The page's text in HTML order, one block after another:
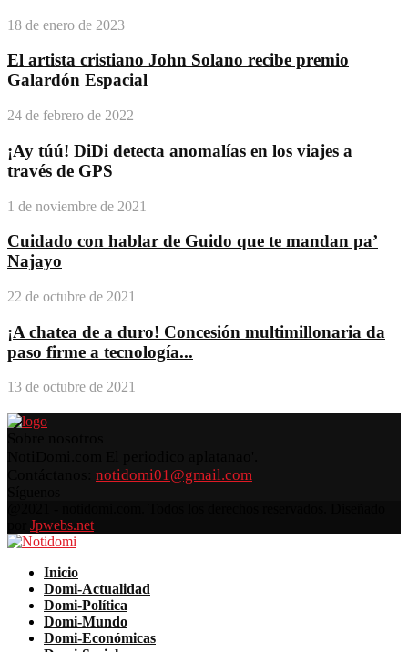
18 de enero de 2023
El artista cristiano John Solano recibe premio
Galardón Espacial
24 de febrero de 2022
¡Ay túú! DiDi detecta anomalías en los viajes a
través de GPS
1 de noviembre de 2021
Cuidado con hablar de Guido que te mandan pa’
Najayo
22 de octubre de 2021
¡A chatea de a duro! Concesión multimillonaria da
paso firme a tecnología...
13 de octubre de 2021
notidomi01@gmail.com
Jpwebs.net
Inicio
Domi-Actualidad
Domi-Política
Domi-Mundo
Domi-Económicas